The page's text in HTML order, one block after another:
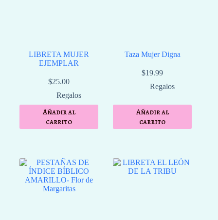
LIBRETA MUJER
EJEMPLAR
$25.00
Regalos
Añadir al
carrito
Taza Mujer Digna
$19.99
Regalos
Añadir al
carrito